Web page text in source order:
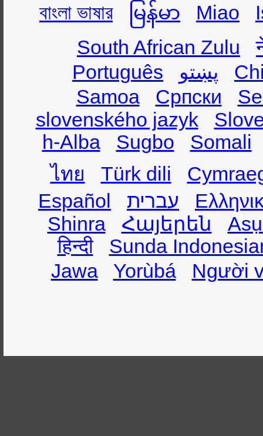
বাংলা ভাষার
မြန်မာ Miao
South African Zulu
Português
پښتو
Samoa
Српски
slovenského jazyk
h-Alba
Sugbo
Somali
ไทย
Türk dili
Español
עברית
Shinra
Հայերեն
हिन्दी
Sunda
Jawa
Yorùbá Người